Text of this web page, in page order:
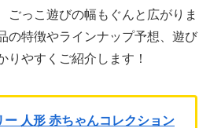
ごっこ遊びの幅もぐんと広がりま
の特徴やラインナップ予想、遊び
りやすくご紹介します！
ー 人形 赤ちゃんコレクション